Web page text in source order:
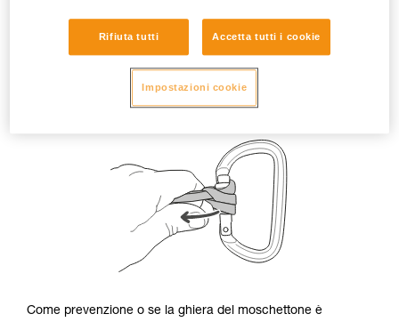
Come prevenzione o se la ghiera del moschettone è
Rifiuta tutti Accetta tutti i cookie
Impostazioni cookie